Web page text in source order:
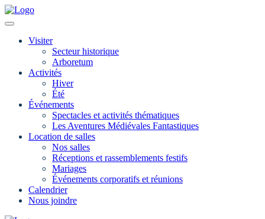
Visiter
Secteur historique
Arboretum
Activités
Hiver
Été
Événements
Spectacles et activités thématiques
Les Aventures Médiévales Fantastiques
Location de salles
Nos salles
Réceptions et rassemblements festifs
Mariages
Événements corporatifs et réunions
Calendrier
Nous joindre